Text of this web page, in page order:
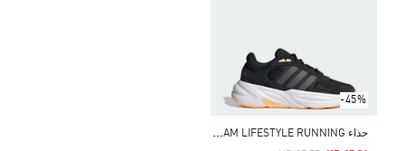
-45%
ح
ذاء OZELLE CLOUDFOAM LIFESTYLE RUNNING